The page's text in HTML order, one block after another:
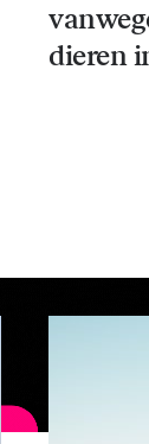
dieren